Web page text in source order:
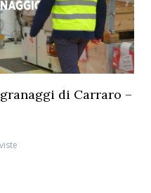
di Carraro –